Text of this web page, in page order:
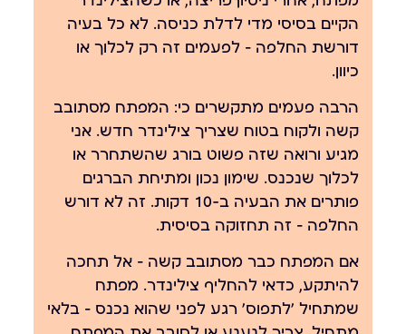
הקיים בסיסי מדי לדלת כניסה. לא כל בעיה
דורשת החלפה — לפעמים זה רק לכלוך או
כיוון.
הרבה פעמים מתקשרים כי: המפתח מסתובב
קשה ולקוח בטוח שצריך צילינדר חדש. אני
מגיע ורואה שזה פשוט בורג שהשתחרר או
לכלוך שנכנס. שימון נכון ומתיחת הברגים
פותרים את הבעיה ב-10 דקות. זה לא דורש
החלפה — זה תחזוקה בסיסית.
אם המפתח כבר מסתובב קשה — אל תחכה
להיתקע, כדאי להחליף צילינדר. מפתח
שמתחיל 'לתפוס' רגע לפני שהוא נכנס — בלאי